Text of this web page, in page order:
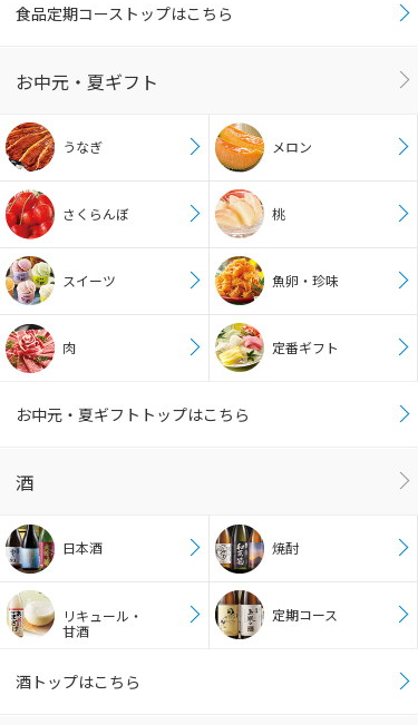
食品定期コーストップはこちら
お中元・夏ギフト
うなぎ メロン
さくらんぼ 桃
スイーツ 魚卵・珍味
肉 定番ギフト
お中元・夏ギフトトップはこちら
酒
日本酒 焼酎
リキュール・
甘酒
定期コース
酒トップはこちら